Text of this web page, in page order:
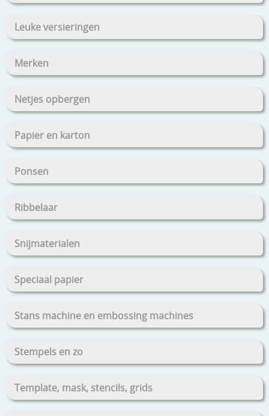
Leuke versieringen
Merken
Netjes opbergen
Papier en karton
Ponsen
Ribbelaar
Snijmaterialen
Speciaal papier
Stans machine en embossing machines
Stempels en zo
Template, mask, stencils, grids